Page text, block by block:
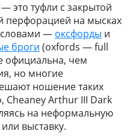
это туфли с закрытой
перфорацией на мысках
— оксфорды и
броги (oxfords — full
официальна, чем
но многие
ношение таких
Cheaney Arthur III Dark
на неформальную
выставку.